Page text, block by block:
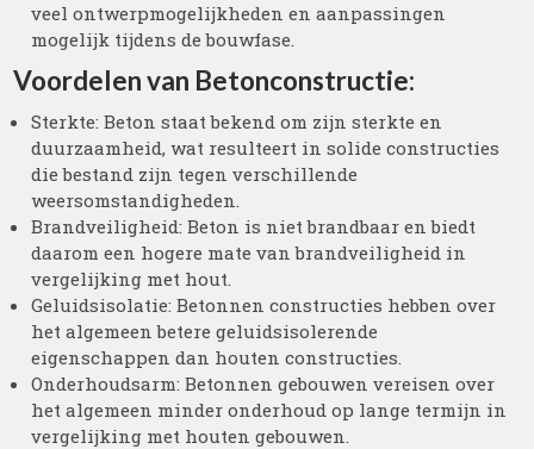
veel ontwerpmogelijkheden en aanpassingen
mogelijk tijdens de bouwfase.
Voordelen van Betonconstructie:
Sterkte: Beton staat bekend om zijn sterkte en
duurzaamheid, wat resulteert in solide constructies
die bestand zijn tegen verschillende
weersomstandigheden.
Brandveiligheid: Beton is niet brandbaar en biedt
daarom een hogere mate van brandveiligheid in
vergelijking met hout.
Geluidsisolatie: Betonnen constructies hebben over
het algemeen betere geluidsisolerende
eigenschappen dan houten constructies.
Onderhoudsarm: Betonnen gebouwen vereisen over
het algemeen minder onderhoud op lange termijn in
vergelijking met houten gebouwen.